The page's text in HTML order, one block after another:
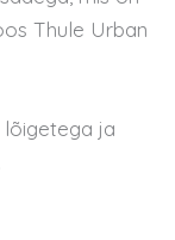
Thule Urban
lõigetega ja